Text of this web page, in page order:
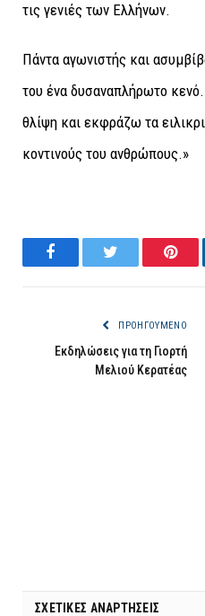
τις γενιές των Ελλήνων.
Πάντα αγωνιστής και
του ένα δυσαναπλήρωτο
θλίψη και εκφράζω τα
κοντινούς του ανθρώπους.»
FacebookTwitter
ΠΡΟΗΓΟΎΜΕΝΟ
Εκδηλώσεις για τη Γιορτή
Μελιού Κερατέας
ΣΧΕΤΙΚΈΣ ΑΝΑΡΤΉΣΕΙΣ